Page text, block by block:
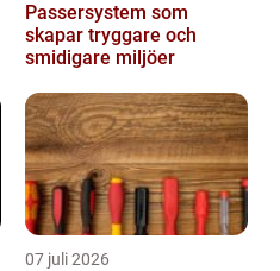
Passersystem som
skapar tryggare och
smidigare miljöer
07 juli 2026